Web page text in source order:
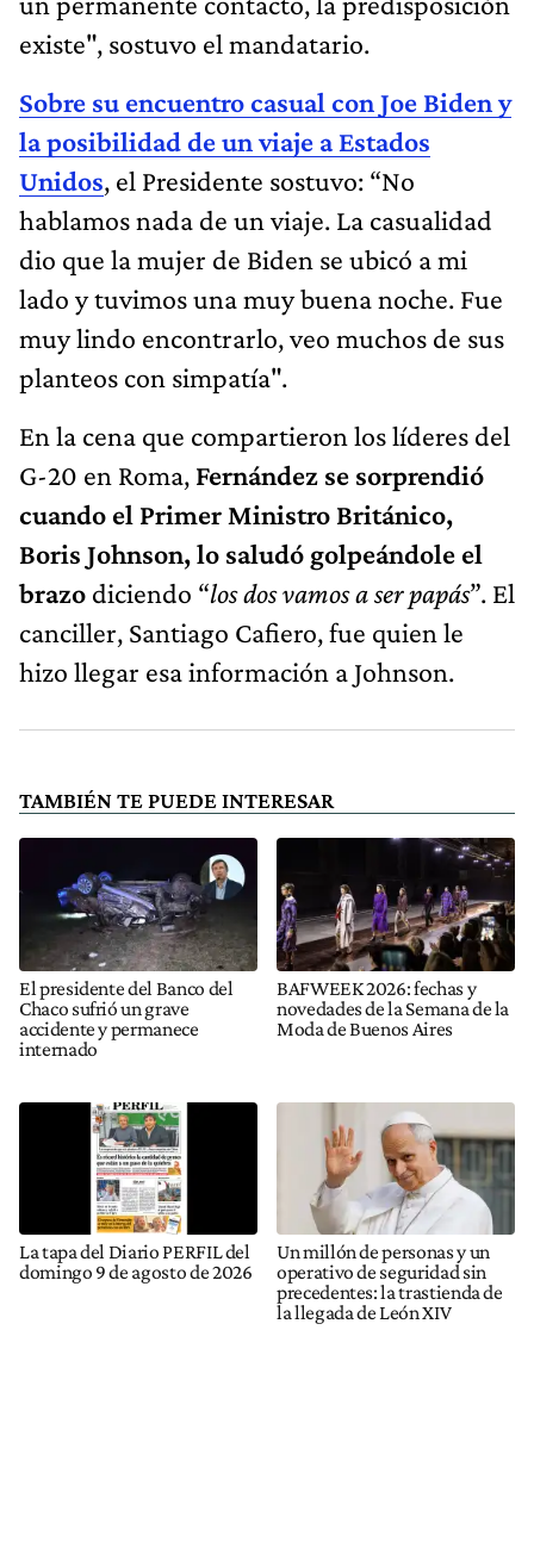
existe", sostuvo el mandatario.
Sobre su encuentro casual con Joe Biden y
la posibilidad de un viaje a Estados
Unidos, el Presidente sostuvo: “No
hablamos nada de un viaje. La casualidad
dio que la mujer de Biden se ubicó a mi
lado y tuvimos una muy buena noche. Fue
muy lindo encontrarlo, veo muchos de sus
planteos con simpatía".
En la cena que compartieron los líderes del
G-20 en Roma, Fernández se sorprendió
cuando el Primer Ministro Británico,
Boris Johnson, lo saludó golpeándole el
brazo diciendo “los dos vamos a ser papás”. El
canciller, Santiago Cafiero, fue quien le
hizo llegar esa información a Johnson.
TAMBIÉN TE PUEDE INTERESAR
El presidente del Banco del
Chaco sufrió un grave
accidente y permanece
internado
BAFWEEK 2026: fechas y
novedades de la Semana de la
Moda de Buenos Aires
La tapa del Diario PERFIL del
domingo 9 de agosto de 2026
Un millón de personas y un
operativo de seguridad sin
precedentes: la trastienda de
la llegada de León XIV